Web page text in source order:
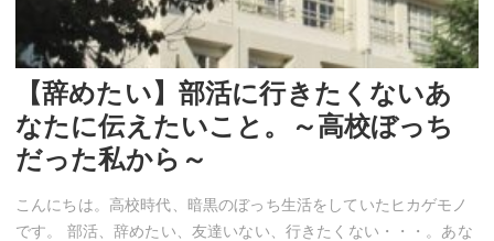
【辞めたい】部活に行きたくないあ
なたに伝えたいこと。～高校ぼっち
だった私から～
こんにちは。高校時代、暗黒のぼっち生活をしていたヒカゲモノ
です。 部活、辞めたい、友達いない、行きたくない・・・。あな